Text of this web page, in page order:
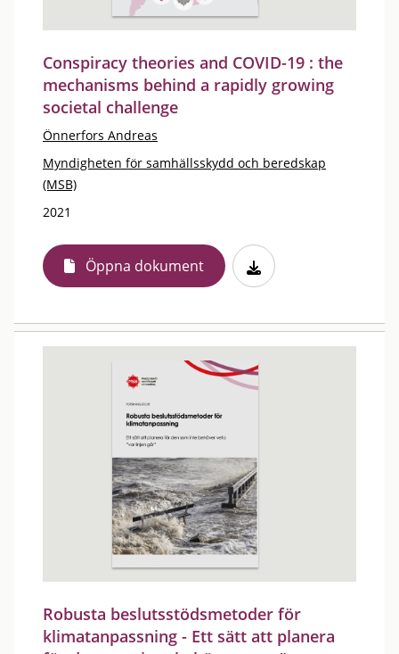
Conspiracy theories and COVID-19 : the
mechanisms behind a rapidly growing
societal challenge
Önnerfors Andreas
Myndigheten för samhällsskydd och beredskap
(MSB)
2021
Öppna dokument
Robusta beslutsstödsmetoder för
klimatanpassning - Ett sätt att planera